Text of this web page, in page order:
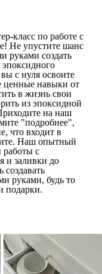
класс по работе с
Не упустите шанс
руками создать
с нуля освоите
ценные навыки от
в жизнь свои
из эпоксидной
на наш
"подробнее",
что входит в
Наш опытный
работы с
и заливки до
руками, будь то
подарки.